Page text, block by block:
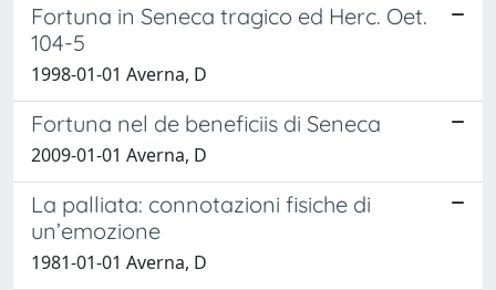
Fortuna in Seneca tragico ed Herc. Oet.
104-5
1998-01-01 Averna, D
Fortuna nel de beneficiis di Seneca
2009-01-01 Averna, D
La palliata: connotazioni fisiche di
un’emozione
1981-01-01 Averna, D